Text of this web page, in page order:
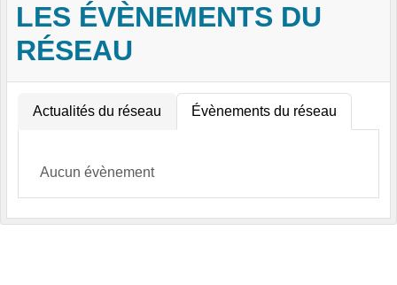
LES ÉVÈNEMENTS DU
RÉSEAU
Actualités du réseau Évènements du réseau
Aucun évènement